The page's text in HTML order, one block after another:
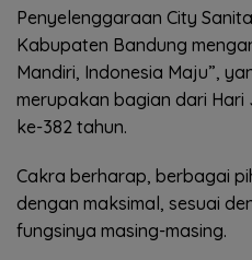
Penyelenggaraan City
Kabupaten Bandung
Mandiri, Indonesia Maju”,
merupakan bagian dari
ke-382 tahun.
Cakra berharap, berbagai
dengan maksimal, sesuai
fungsinya masing-masing.